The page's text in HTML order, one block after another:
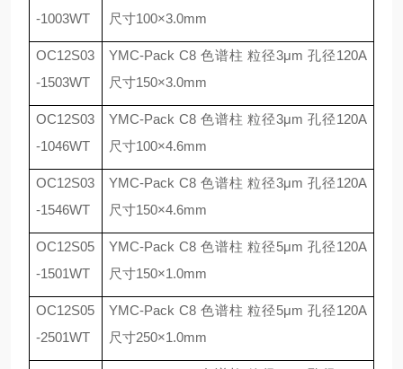
-1003WT
尺寸100×3.0mm
OC12S03
-1503WT
YMC-Pack C8 色谱柱 粒径3μm孔径120A
尺寸150×3.0mm
OC12S03
-1046WT
YMC-Pack C8 色谱柱 粒径3μm孔径120A
尺寸100×4.6mm
OC12S03
-1546WT
YMC-Pack C8 色谱柱 粒径3μm孔径120A
尺寸150×4.6mm
OC12S05
-1501WT
YMC-Pack C8 色谱柱 粒径5μm孔径120A
尺寸150×1.0mm
OC12S05
-2501WT
YMC-Pack C8 色谱柱 粒径5μm孔径120A
尺寸250×1.0mm